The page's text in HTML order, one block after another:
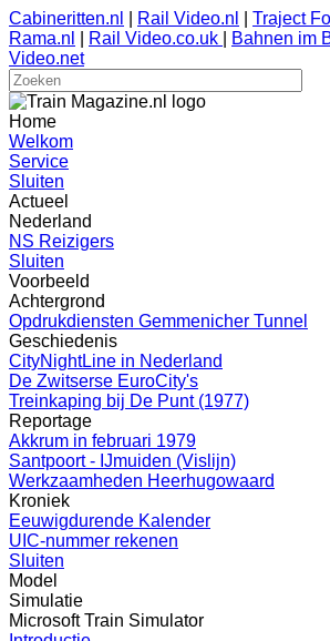
Cabineritten.nl Rail Video.nl Traject
Rama.nl
Rail Video.co.uk Bahnen im
Video.net
Home
Welkom
Service
Sluiten
Actueel
Nederland
NS Reizigers
Sluiten
Voorbeeld
Achtergrond
Opdrukdiensten Gemmenicher Tunnel
Geschiedenis
CityNightLine in Nederland
De Zwitserse EuroCity's
Treinkaping bij De Punt (1977)
Reportage
Akkrum in februari 1979
Santpoort - IJmuiden (Vislijn)
Werkzaamheden Heerhugowaard
Kroniek
Eeuwigdurende Kalender
UIC-nummer rekenen
Sluiten
Model
Simulatie
Microsoft Train Simulator